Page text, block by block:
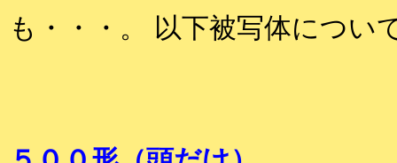
も・・・。 以下被写体につい